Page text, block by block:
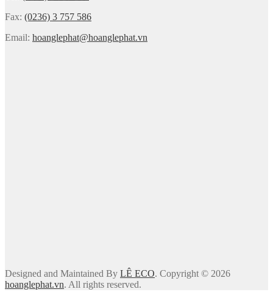
Fax: (0236) 3 757 586
Email: hoanglephat@hoanglephat.vn
Designed and Maintained By LÊ ECO. Copyright © 2026
hoanglephat.vn. All rights reserved.